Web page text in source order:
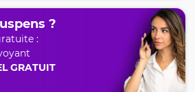
?
:
GRATUIT